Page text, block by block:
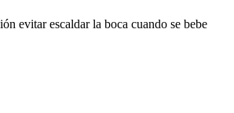
evitar escaldar la boca cuando se bebe